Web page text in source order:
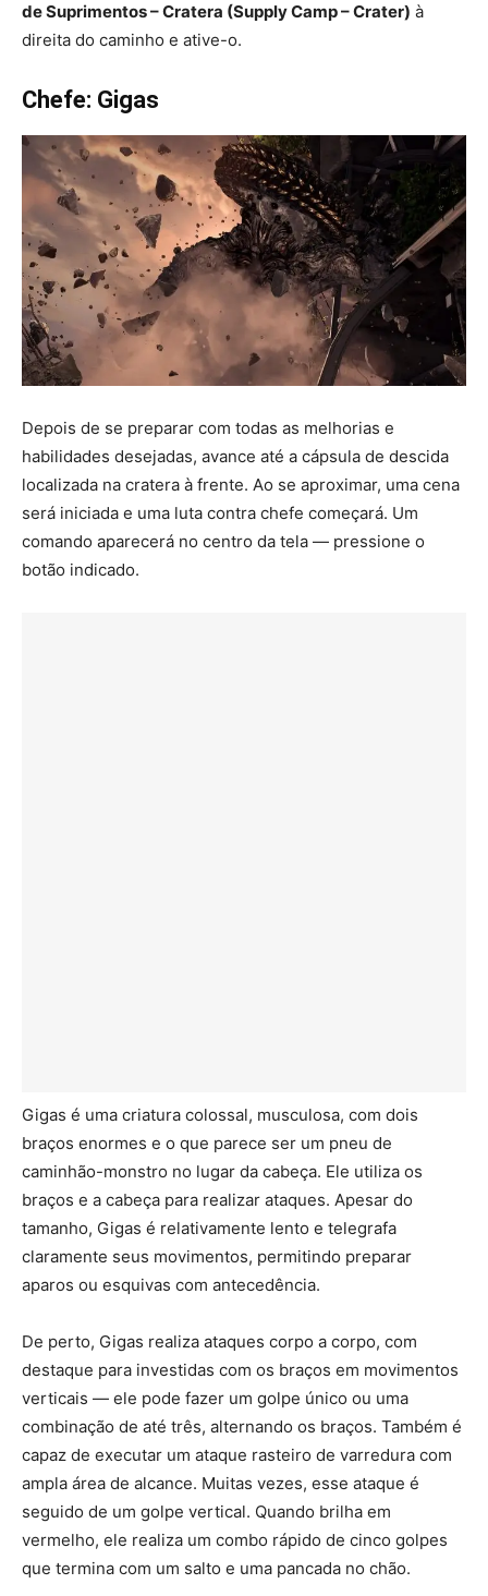
de Suprimentos – Cratera (Supply Camp – Crater) à
direita do caminho e ative-o.
Chefe: Gigas
Depois de se preparar com todas as melhorias e
habilidades desejadas, avance até a cápsula de descida
localizada na cratera à frente. Ao se aproximar, uma cena
será iniciada e uma luta contra chefe começará. Um
comando aparecerá no centro da tela — pressione o
botão indicado.
Gigas é uma criatura colossal, musculosa, com dois
braços enormes e o que parece ser um pneu de
caminhão-monstro no lugar da cabeça. Ele utiliza os
braços e a cabeça para realizar ataques. Apesar do
tamanho, Gigas é relativamente lento e telegrafa
claramente seus movimentos, permitindo preparar
aparos ou esquivas com antecedência.
De perto, Gigas realiza ataques corpo a corpo, com
destaque para investidas com os braços em movimentos
verticais — ele pode fazer um golpe único ou uma
combinação de até três, alternando os braços. Também é
capaz de executar um ataque rasteiro de varredura com
ampla área de alcance. Muitas vezes, esse ataque é
seguido de um golpe vertical. Quando brilha em
vermelho, ele realiza um combo rápido de cinco golpes
que termina com um salto e uma pancada no chão.